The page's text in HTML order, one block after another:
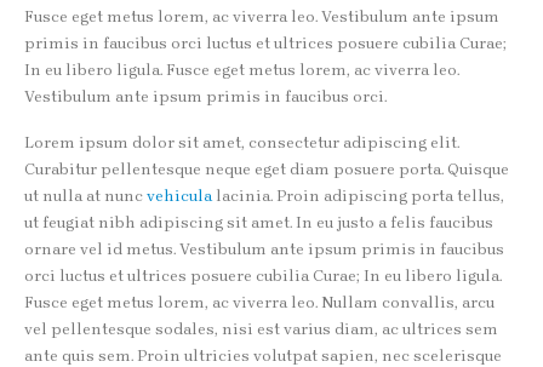
Fusce eget metus lorem, ac viverra leo. Vestibulum ante ipsum
primis in faucibus orci luctus et ultrices posuere cubilia Curae;
In eu libero ligula. Fusce eget metus lorem, ac viverra leo.
Vestibulum ante ipsum primis in faucibus orci.
Lorem ipsum dolor sit amet, consectetur adipiscing elit.
Curabitur pellentesque neque eget diam posuere porta. Quisque
ut nulla at nunc vehiculalacinia. Proin adipiscing porta tellus,
ut feugiat nibh adipiscing sit amet. In eu justo a felis faucibus
ornare vel id metus. Vestibulum ante ipsum primis in faucibus
orci luctus et ultrices posuere cubilia Curae; In eu libero ligula.
Fusce eget metus lorem, ac viverra leo. Nullam convallis, arcu
vel pellentesque sodales, nisi est varius diam, ac ultrices sem
ante quis sem. Proin ultricies volutpat sapien, nec scelerisque